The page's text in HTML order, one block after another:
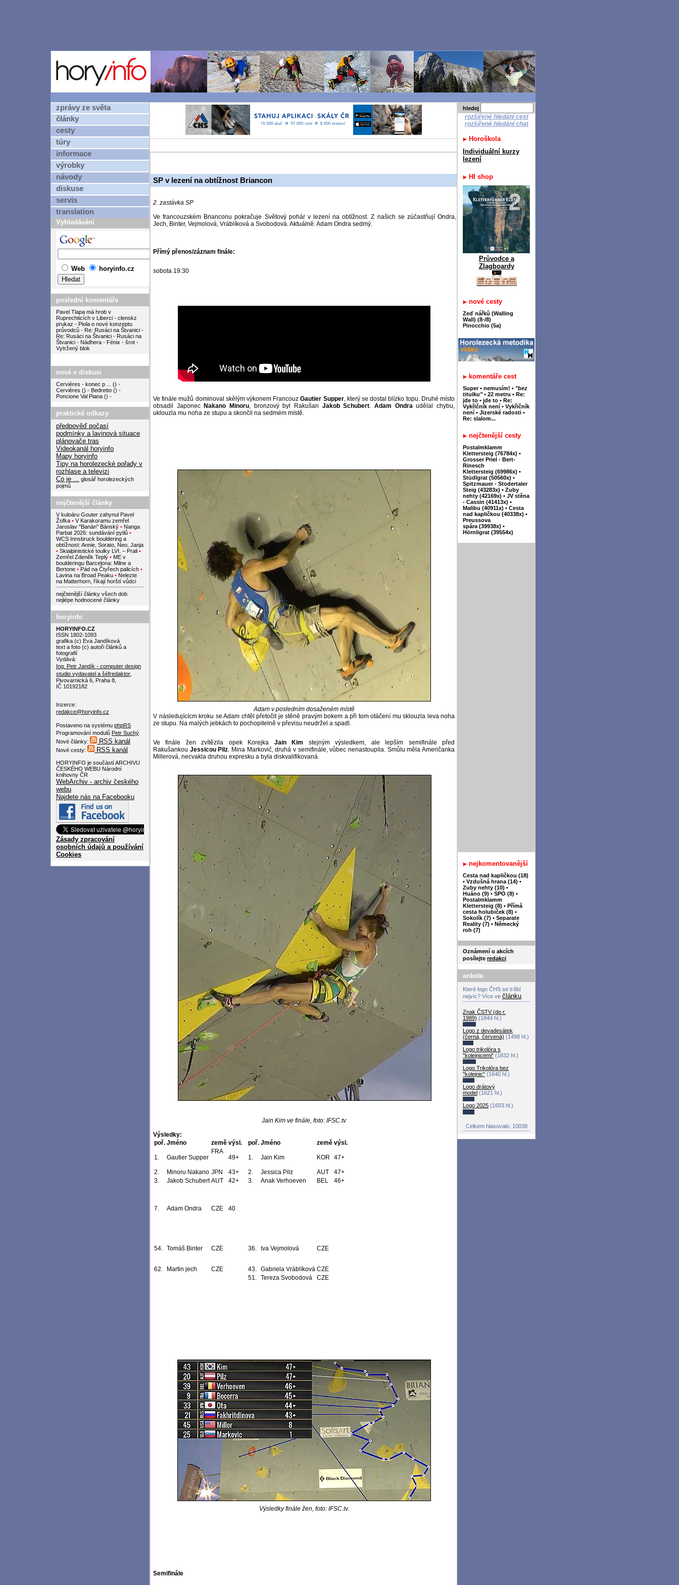
zprávy ze světa
články
cesty
túry
informace
výrobky
návody
diskuse
servis
translation
Vyhledávání
Web horyinfo.cz
poslední komentáře
Pavel Tlapa má hrob v
Ruprechticích v Liberci • clenskz
prukaz • Piola o nové konzeptu
průvodců • Re: Rusáci na Štvanici •
Re: Rusáci na Štvanici • Rusáci na
Štvanici • Nádhera • Fénix • šrot •
Vytržený blok
nové v diskusi
Cervières - konec p ... () •
Cervières () • Bedretto () •
Poncione Val Piana () •
praktické odkazy
předpověď počasí
podmínky a lavinová situace
plánovače tras
Videokanál horyinfo
Mapy horyinfo
Tipy na horolezecké pořady v
rozhlase a televizi
Co je ... glosář horolezeckých
pojmů
nejčtenější články
V kuloáru Gouter zahynul Pavel
Žofka • V Karakoramu zemřel
Jaroslav "Banán" Bánský • Nanga
Parbat 2026: sundávání pytlů •
WCS Innsbruck bouldering a
obtížnost: Annie, Sorato, Neo, Janja
• Skialpinistické toulky LVI. – Prali •
Zemřel Zdeněk Teplý • ME v
boulderingu Barcelona: Milne a
Bertone • Pád na Čtyřech palicích •
Lavina na Broad Peaku • Nelezte
na Matterhorn, říkají horští vůdci
nejčtenější články všech dob
nejlépe hodnocené články
horyinfo
HORYINFO.CZ
ISSN 1802-1093
grafika (c) Eva Jandíková
text a foto (c) autoři článků a
fotografií
Vydává:
Ing. Petr Jandík - computer design
studio vydavatel a šéfredaktor
Pivovarnická 6, Praha 8,
IČ 10192182
Inzerce:
redakce@horyinfo.cz
Postaveno na systému phpRS
Programování modulů Petr Suchý
Nové články:
RSS kanál
Nové cesty: RSS kanál
HORYINFO je součástí ARCHIVU
ČESKÉHO WEBU Národní
knihovny ČR
WebArchiv - archiv českého
webu
Najdete nás na Facebooku
Zásady zpracování
osobních údajů a používání
Cookies
SP v lezení na obtížnost Briancon
2. zastávka SP
Ve francouzském Brianconu pokračuje Světový pohár v lezení na obtížnost. Z našich se zúčastňují Ondra,
Jech, Binter, Vejmolová, Vráblíková a Svobodová. Aktuálně: Adam Ondra sedmý.
Přímý přenos/záznam finále:
sobota 19:30
Ve finále mužů dominoval skělým výkonem FrancouzGautier Supper, který se dostal blízko topu. Druhé místo
obsadil Japonec Nakano Minoru, bronzový byl Rakušan Jakob Schubert.Adam Ondraudělal chybu,
uklouzla mu noha ze stupu a skončil na sedmém místě.
Adam v posledním dosaženém místě
V následujícícm kroku se Adam chtěl přetočit je stěně pravým bokem a při tom otáčení mu sklouzla leva noha
ze stupu. Na malých jebkách to pochopitelně v převisu neudržel a spadl.
Ve finále žen zvítězila opek Korejka Jain Kim stejným výsledkem, ale lepším semifinále před
Rakušankou Jessicou Pilz. Mina Markovič, druhá v semifinále, vůbec nenastoupila. Smůlu měla Američanka
Millerová, necvakla druhou expresku a byla diskvalifikovaná.
Jain Kim ve finále, foto: IFSC.tv
Výsledky:
poř. Jméno země výsl. poř. Jméno země výsl.
1. Gautier Supper
FRA
49+
1. Jain Kim KOR 47+
2. Minoru Nakano JPN 43+ 2. Jessica Pilz AUT
47+
3.
Jakob Schubert AUT 42+ 3. Anak Verhoeven BEL 46+
7. Adam Ondra CZE 40
54. Tomáš Binter CZE 36. Iva Vejmolová CZE
62. Martin jech CZE 43. Gabriela Vráblíková CZE
51. Tereza Svobodová CZE
Výsledky finále žen, foto: IFSC.tv.
Semifinále
hledej
rozšířené hledání cest
rozšířené hledání chat
Horoškola
Individuální kurzy
lezení
HI shop
Průvodce a
Zlagboardy
nové cesty
Zeď nářků (Walling
Wall) (8-/8)
Pinocchio (5a)
komentáře cest
Super • nemusím! • "bez
titulku" • 22 metru • Re:
jde to • jde to • Re:
Vykřičník není • Vykřičník
není • Jizerské radosti •
Re: slalom...
nejčtenější cesty
Postalmklamm
Klettersteig (76784x) •
Grosser Priel - Bert-
Rinesch
Klettersteig (69986x) •
Stüdlgrat (50560x) •
Spitzmauer - Stodertaler
Steig (43283x) • Zuby
nehty (42169x) • JV stěna
- Cassin (41413x) •
Malibu (40911x) • Cesta
nad kapličkou (40338x) •
Preussova
spára (39938x) •
Hörnligrat (39554x)
nejkomentovanější
Cesta nad kapličkou (18)
• Vzdušná hrana (14) •
Zuby nehty (10) •
Huáno (9) • SPO (8) •
Postalmklamm
Klettersteig (8) • Přímá
cesta holubiček (8) •
Sokolík (7) • Separate
Reality (7) • Německý
roh (7)
Oznámení o akcích
posílejte redakci
anketa
Které logo ČHS se ti líbí
nejvíc? Více ve článku
Znak ČSTV (do r.
1989) (1844 hl.)
Logo z devadesátek
(černá, červená) (1498 hl.)
Logo trikolóra s
"kolejnicemi" (1832 hl.)
Logo Trikolóra bez
"kolejnic" (1640 hl.)
Logo drátový
model (1621 hl.)
Logo 2025 (1603 hl.)
Celkem hlasovalo: 10038